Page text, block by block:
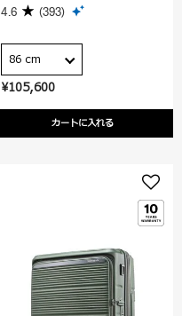
¥105,600
カートに入れる
4.6 (393)
86 cm